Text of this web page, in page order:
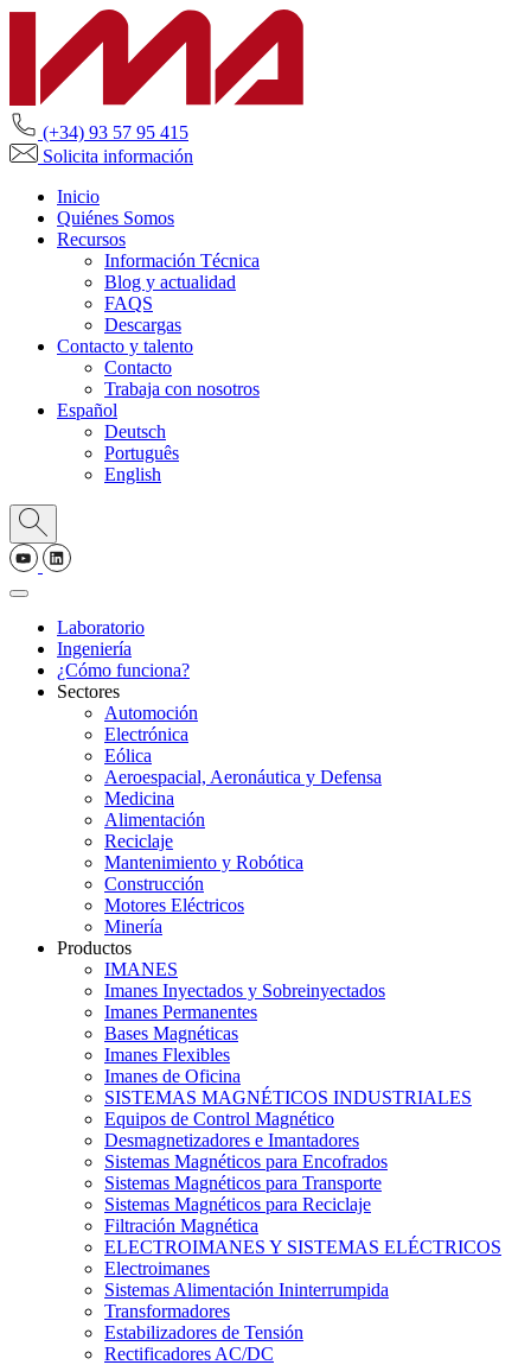
(+34) 93 57 95 415
Solicita información
Inicio
Quiénes Somos
Recursos
Información Técnica
Blog y actualidad
FAQS
Descargas
Contacto y talento
Contacto
Trabaja con nosotros
Español
Deutsch
Português
English
Laboratorio
Ingeniería
¿Cómo funciona?
Sectores
Automoción
Electrónica
Eólica
Aeroespacial, Aeronáutica y Defensa
Medicina
Alimentación
Reciclaje
Mantenimiento y Robótica
Construcción
Motores Eléctricos
Minería
Productos
IMANES
Imanes Inyectados y Sobreinyectados
Imanes Permanentes
Bases Magnéticas
Imanes Flexibles
Imanes de Oficina
SISTEMAS MAGNÉTICOS INDUSTRIALES
Equipos de Control Magnético
Desmagnetizadores e Imantadores
Sistemas Magnéticos para Encofrados
Sistemas Magnéticos para Transporte
Sistemas Magnéticos para Reciclaje
Filtración Magnética
ELECTROIMANES Y SISTEMAS ELÉCTRICOS
Electroimanes
Sistemas Alimentación Ininterrumpida
Transformadores
Estabilizadores de Tensión
Rectificadores AC/DC